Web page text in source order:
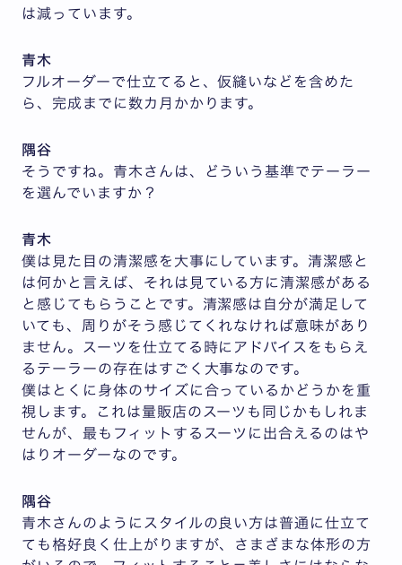
は減っています。
青木
フルオーダーで仕立てると、仮縫いなどを含めた
ら、完成までに数カ月かかります。
隅谷
そうですね。青木さんは、どういう基準でテーラー
を選んでいますか？
青木
僕は見た目の清潔感を大事にしています。清潔感と
は何かと言えば、それは見ている方に清潔感がある
と感じてもらうことです。清潔感は自分が満足して
いても、周りがそう感じてくれなければ意味があり
ません。スーツを仕立てる時にアドバイスをもらえ
るテーラーの存在はすごく大事なのです。
僕はとくに身体のサイズに合っているかどうかを重
視します。これは量販店のスーツも同じかもしれま
せんが、最もフィットするスーツに出合えるのはや
はりオーダーなのです。
隅谷
青木さんのようにスタイルの良い方は普通に仕立て
ても格好良く仕上がりますが、さまざまな体形の方